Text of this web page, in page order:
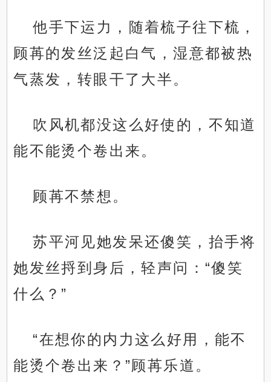
他手下运力，随着梳子往下梳，
顾苒的发丝泛起白气，湿意都被热
气蒸发，转眼干了大半。
吹风机都没这么好使的，不知道
能不能烫个卷出来。
顾苒不禁想。
苏平河见她发呆还傻笑，抬手将
她发丝捋到身后，轻声问：“傻笑
什么？”
“在想你的内力这么好用，能不
能烫个卷出来？”顾苒乐道。